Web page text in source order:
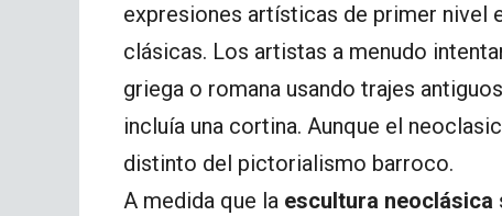
expresiones artísticas de primer nivel
clásicas. Los artistas a menudo
griega o romana usando trajes
incluía una cortina. Aunque el
distinto del pictorialismo barroco.
A medida que la escultura neoclásica